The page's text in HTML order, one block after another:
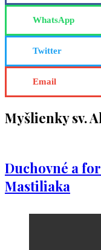
WhatsApp
Twitter
Email
Myšlienky sv.
Duchovné a
Mastiliaka